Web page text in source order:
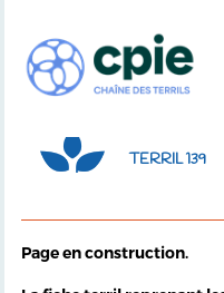
TERRIL 139
Page en construction.